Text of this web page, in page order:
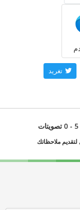
تغريد
ملاحظاتك